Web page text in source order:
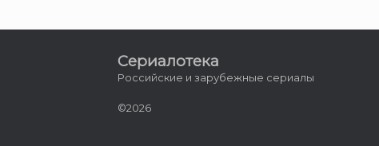
Сериалотека
Российские и зарубежные сериалы
©2026